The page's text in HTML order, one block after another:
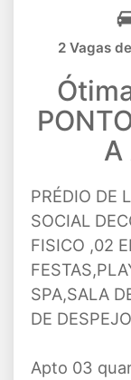
2 Vagas
A
PRÉDIO DE
SOCIAL
FISICO ,02
SPA,SALA
DE
Apto 03